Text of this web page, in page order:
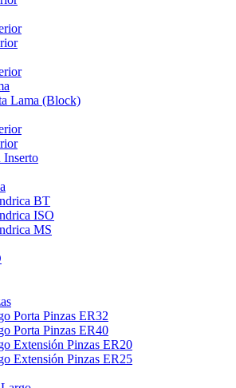
Lama (Block)
Inserto
BT
ISO
MS
Porta Pinzas ER32
Porta Pinzas ER40
Extensión Pinzas ER20
Extensión Pinzas ER25